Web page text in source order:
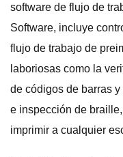
software de flujo de
Software, incluye
flujo de trabajo de
laboriosas como la
de códigos de barras
e inspección de
imprimir a cualquier